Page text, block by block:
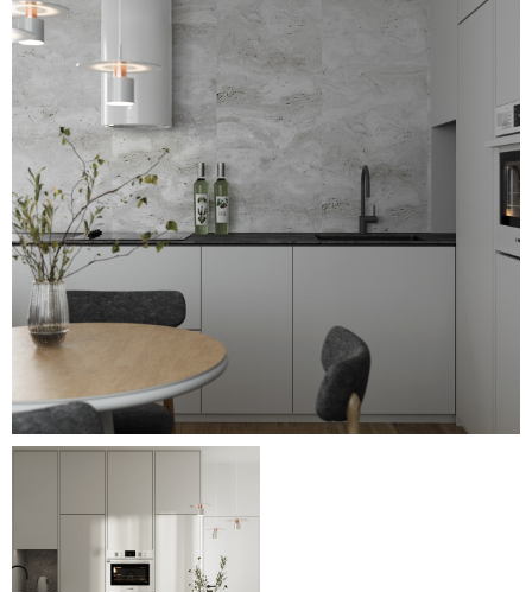
нужных вещей. Ванная комната
и санузел оформлены в
сочетании светло-серых
поверхностей и плитки с
красивым узором натурального
дерева.
Аналогичная гармония светлых
стен и деревянного ламината
на полу использована во всех
помещениях. В том числе этим
отличается рабочий кабинет с
большой столешницей у окна,
ротанговыми креслами на
балконе и крошечное